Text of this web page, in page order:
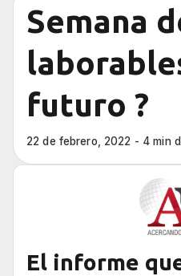
Semana
futuro ?
22 de febrero, 2022 - 4 min
El informe